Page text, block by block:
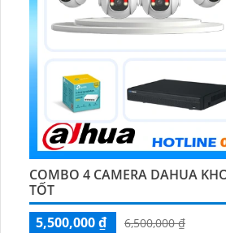
COMBO 4 CAMERA DAHUA
TỐT
5,500,000 ₫
6,500,000 ₫